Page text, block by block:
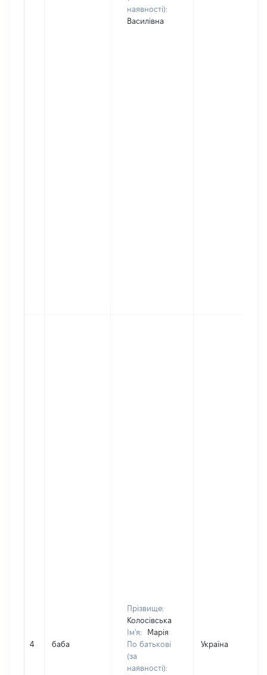
наявності):
Василівна
4 баба
Прізвище:
Колосівська
Ім'я:
Марія
По батькові
(за
наявності):
Україна